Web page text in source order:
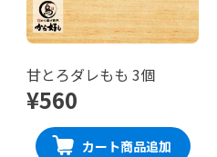
甘とろダレもも 3個
¥560
カート商品追加